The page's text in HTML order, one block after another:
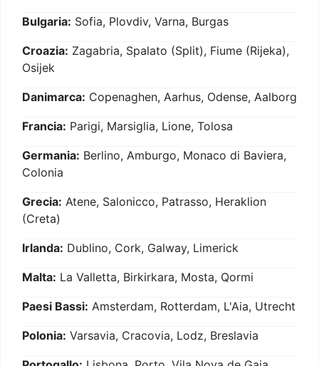
Bulgaria: Sofia, Plovdiv, Varna, Burgas
Croazia: Zagabria, Spalato (Split), Fiume (Rijeka),
Osijek
Danimarca: Copenaghen, Aarhus, Odense, Aalborg
Francia: Parigi, Marsiglia, Lione, Tolosa
Germania: Berlino, Amburgo, Monaco di Baviera,
Colonia
Grecia: Atene, Salonicco, Patrasso, Heraklion
(Creta)
Irlanda: Dublino, Cork, Galway, Limerick
Malta: La Valletta, Birkirkara, Mosta, Qormi
Paesi Bassi: Amsterdam, Rotterdam, L'Aia, Utrecht
Polonia: Varsavia, Cracovia, Lodz, Breslavia